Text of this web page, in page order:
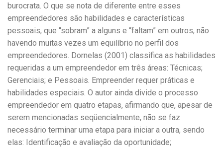
burocrata. O que se nota de diferente entre esses
empreendedores são habilidades e características
pessoais, que “sobram” a alguns e “faltam” em outros, não
havendo muitas vezes um equilíbrio no perfil dos
empreendedores. Dornelas (2001) classifica as habilidades
requeridas a um empreendedor em três áreas: Técnicas;
Gerenciais; e Pessoais. Empreender requer práticas e
habilidades especiais. O autor ainda divide o processo
empreendedor em quatro etapas, afirmando que, apesar de
serem mencionadas seqüencialmente, não se faz
necessário terminar uma etapa para iniciar a outra, sendo
elas: Identificação e avaliação da oportunidade;